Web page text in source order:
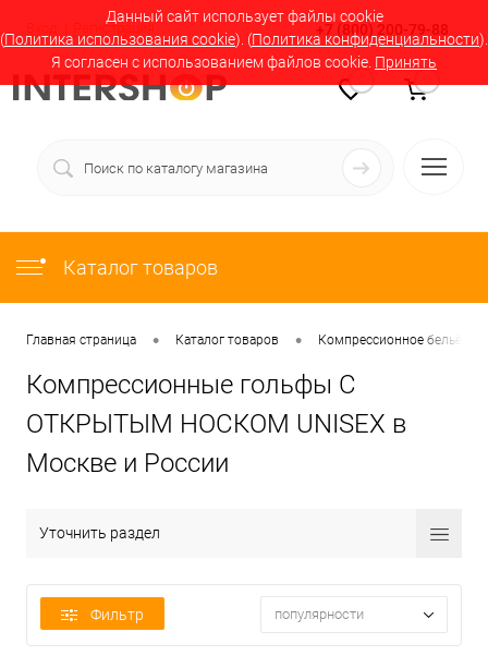
Данный сайт использует файлы cookie
(Политика использования cookie). (Политика конфиденциальности).
Я согласен с использованием файлов cookie. Принять
Вход Регистрация +7 (800) 200-79-88
Каталог товаров
Главная страница • Каталог товаров • Компрессионное бельё в
Компрессионные гольфы С
ОТКРЫТЫМ НОСКОМ UNISEX в
Москве и России
Уточнить раздел
Фильтр популярности